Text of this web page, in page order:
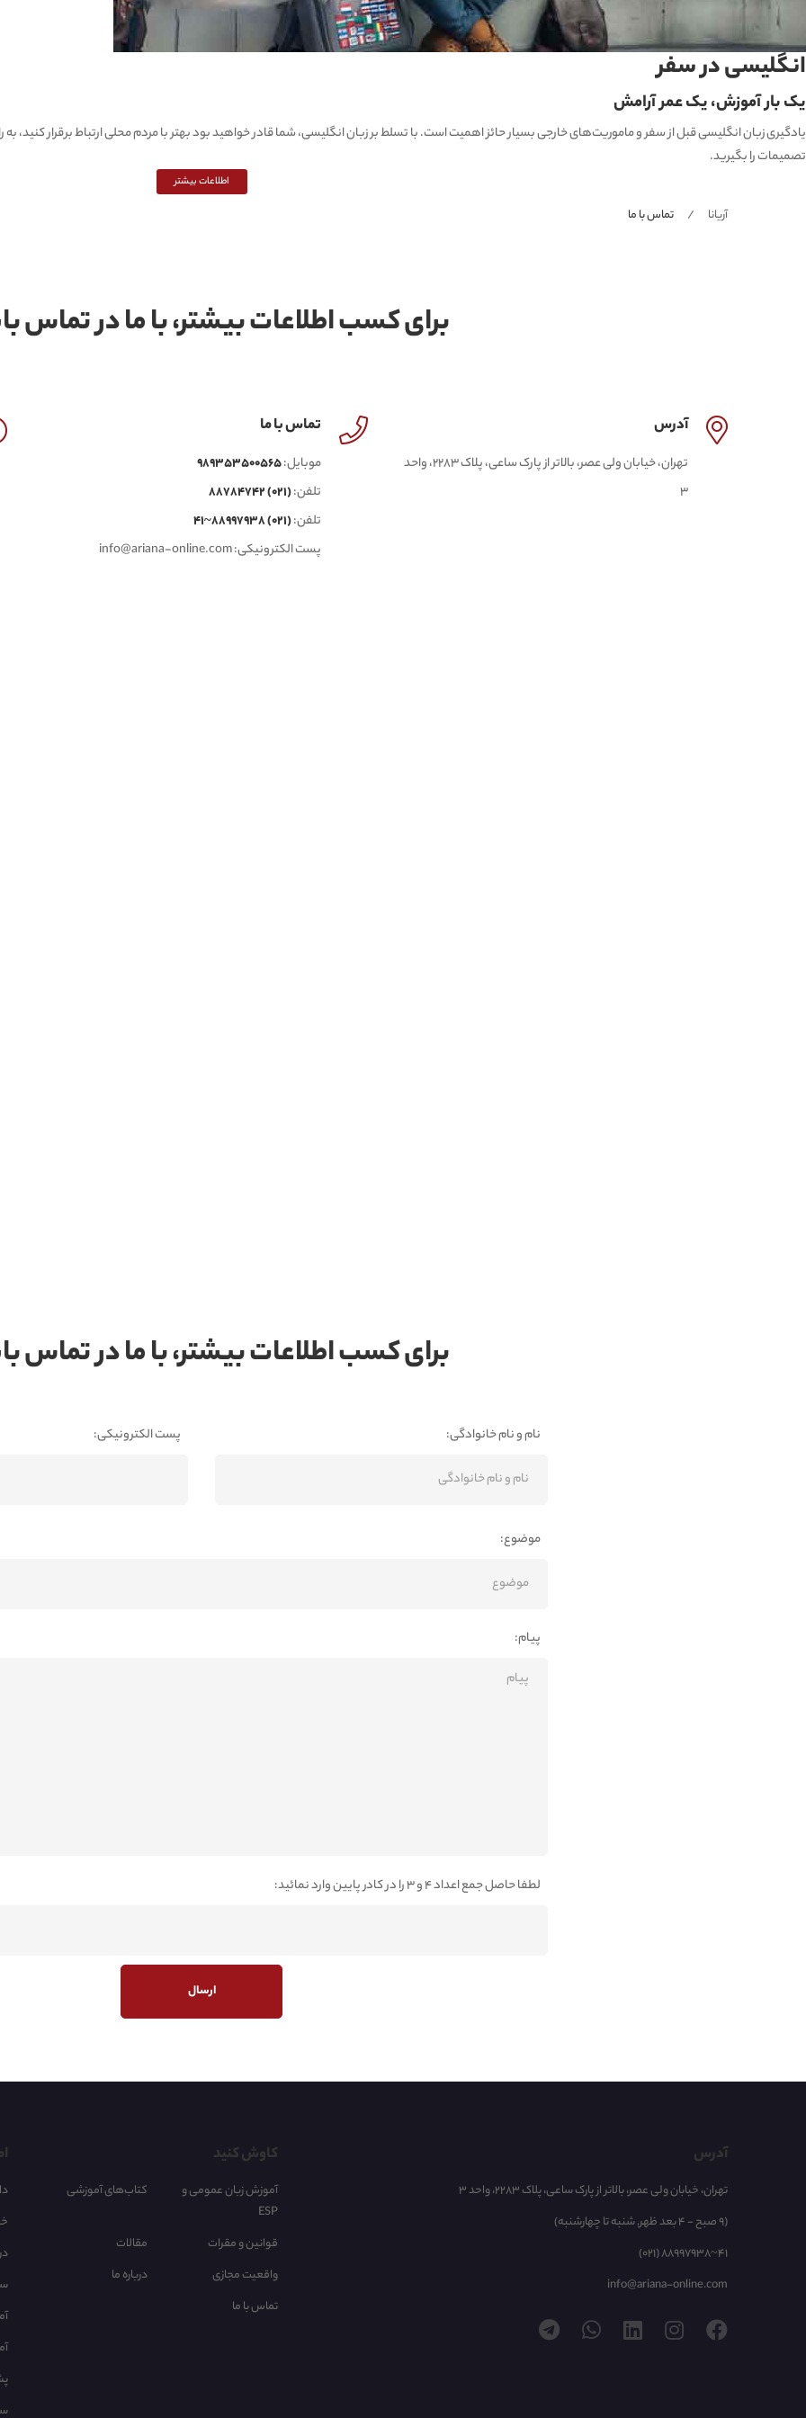
انگلیسی در سفر
یک بار آموزش، یک عمر آرامش
یادگیری زبان انگلیسی قبل از سفر و ماموریت‌های خارجی بسیار حائز اهمیت است. با تسلط بر زبان انگلیسی، شما قادر خواهید بود بهتر با مردم محلی ارتباط برقرار کنید،
تصمیمات را بگیرید.
اطلاعات بیشتر
آریانا تماس با ما
برای کسب اطلاعات بیشتر، با ما در تماس
آدرس
تهران، خیابان ولی عصر، بالاتر از پارک ساعی، پلاک 2283، واحد
3
تماس با ما
موبایل:
تلفن:(021) 88784742
تلفن:(021) 88997938~41
پست الکترونیکی:info@ariana-online.com
برای کسب اطلاعات بیشتر، با ما در تماس
نام و نام خانوادگی: پست الکترونیکی:
موضوع:
پیام:
لطفا حاصل جمع اعداد 4 و 3 را در کادر پایین وارد نمائید:
آدرس
تهران، خیابان ولی عصر، بالاتر از پارک ساعی، پلاک 2283، واحد 3
(9 صبح - 4 بعد ظهر, شنبه تا چهارشنبه)
(021) 88997938~41
info@ariana-online.com
کاوش کنید
آموزش زبان عمومی و
ESP
کتاب‌های آموزشی
قوانین و مقرات
مقالات
واقعیت مجازی
درباره ما
تماس با ما